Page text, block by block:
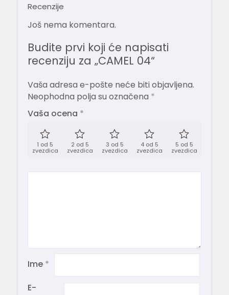
Recenzije
Još nema komentara.
Budite prvi koji će napisati
recenziju za „CAMEL 04“
Vaša adresa e-pošte neće biti objavljena.
Neophodna polja su označena *
Vaša ocena *
1 od 5
zvezdica
2 od 5
zvezdica
3 od 5
zvezdica
4 od 5
zvezdica
5 od 5
zvezdica
Ime *
E-